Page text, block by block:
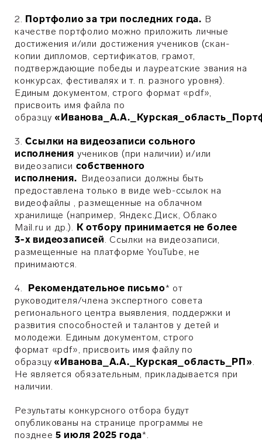
2. Портфолио за три последних года. В
качестве портфолио можно приложить личные
достижения и/или достижения учеников (скан-
копии дипломов, сертификатов, грамот,
подтверждающие победы и лауреатские звания на
конкурсах, фестивалях и т. п. разного уровня).
Единым документом, строго формат «pdf»,
присвоить имя файла по
образцу
3.Ссылки на видеозаписи сольного
исполнения учеников (при наличии) и/или
видеозаписи собственного
исполнения. Видеозаписи должны быть
предоставлена только в виде web-ссылок на
видеофайлы , размещенные на облачном
хранилище (например, Яндекс.Диск, Облако
Mail.ru и др.). К отбору принимается не более
3-х видеозаписей. Ссылки на видеозаписи,
размещенные на платформе YouTube, не
принимаются.
4. Рекомендательное письмо* от
руководителя/члена экспертного совета
регионального центра выявления, поддержки и
развития способностей и талантов у детей и
молодежи. Единым документом, строго
формат «pdf», присвоить имя файлу по
образцу «Иванова_А.А._Курская_область_РП». ​
Не является обязательным, прикладывается при
наличии.
Результаты конкурсного отбора будут
опубликованы на странице программы не
позднее5 июля 2025 года*.